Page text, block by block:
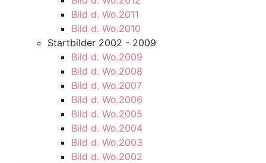
Bild d. Wo.2011
Bild d. Wo.2010
Startbilder 2002 - 2009
Bild d. Wo.2009
Bild d. Wo.2008
Bild d. Wo.2007
Bild d. Wo.2006
Bild d. Wo.2005
Bild d. Wo.2004
Bild d. Wo.2003
Bild d. Wo.2002